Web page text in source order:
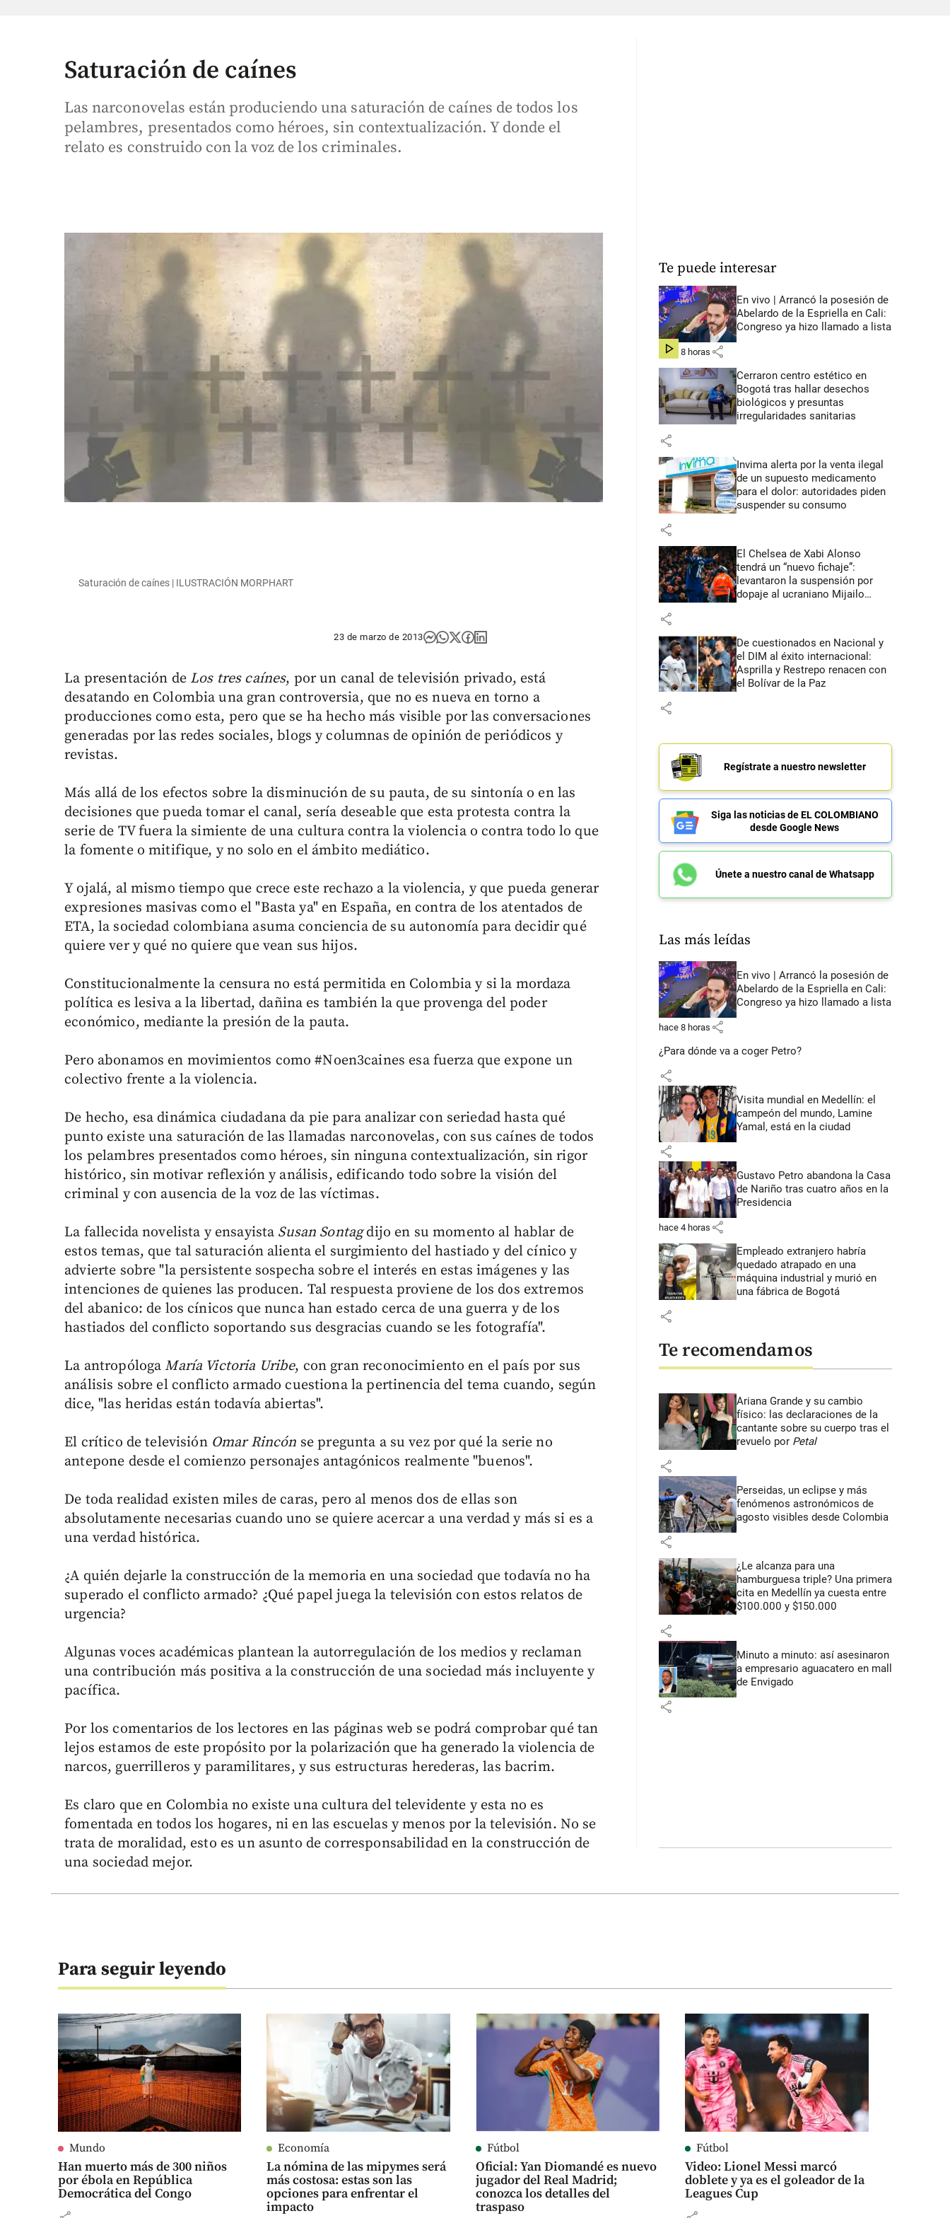
Saturación de caínes
Las narconovelas están produciendo una saturación de caínes de todos los
pelambres, presentados como héroes, sin contextualización. Y donde el
relato es construido con la voz de los criminales.
Saturación de caínes | ILUSTRACIÓN MORPHART
23 de marzo de 2013
La presentación de Los tres caínes, por un canal de televisión privado, está
desatando en Colombia una gran controversia, que no es nueva en torno a
producciones como esta, pero que se ha hecho más visible por las conversaciones
generadas por las redes sociales, blogs y columnas de opinión de periódicos y
revistas.
Más allá de los efectos sobre la disminución de su pauta, de su sintonía o en las
decisiones que pueda tomar el canal, sería deseable que esta protesta contra la
serie de TV fuera la simiente de una cultura contra la violencia o contra todo lo que
la fomente o mitifique, y no solo en el ámbito mediático.
Y ojalá, al mismo tiempo que crece este rechazo a la violencia, y que pueda generar
expresiones masivas como el "Basta ya" en España, en contra de los atentados de
ETA, la sociedad colombiana asuma conciencia de su autonomía para decidir qué
quiere ver y qué no quiere que vean sus hijos.
Constitucionalmente la censura no está permitida en Colombia y si la mordaza
política es lesiva a la libertad, dañina es también la que provenga del poder
económico, mediante la presión de la pauta.
Pero abonamos en movimientos como #Noen3caines esa fuerza que expone un
colectivo frente a la violencia.
De hecho, esa dinámica ciudadana da pie para analizar con seriedad hasta qué
punto existe una saturación de las llamadas narconovelas, con sus caínes de todos
los pelambres presentados como héroes, sin ninguna contextualización, sin rigor
histórico, sin motivar reflexión y análisis, edificando todo sobre la visión del
criminal y con ausencia de la voz de las víctimas.
La fallecida novelista y ensayista Susan Sontagdijo en su momento al hablar de
estos temas, que tal saturación alienta el surgimiento del hastiado y del cínico y
advierte sobre "la persistente sospecha sobre el interés en estas imágenes y las
intenciones de quienes las producen. Tal respuesta proviene de los dos extremos
del abanico: de los cínicos que nunca han estado cerca de una guerra y de los
hastiados del conflicto soportando sus desgracias cuando se les fotografía".
La antropóloga María Victoria Uribe, con gran reconocimiento en el país por sus
análisis sobre el conflicto armado cuestiona la pertinencia del tema cuando, según
dice, "las heridas están todavía abiertas".
El crítico de televisión Omar Rincón se pregunta a su vez por qué la serie no
antepone desde el comienzo personajes antagónicos realmente "buenos".
De toda realidad existen miles de caras, pero al menos dos de ellas son
absolutamente necesarias cuando uno se quiere acercar a una verdad y más si es a
una verdad histórica.
¿A quién dejarle la construcción de la memoria en una sociedad que todavía no ha
superado el conflicto armado? ¿Qué papel juega la televisión con estos relatos de
urgencia?
Algunas voces académicas plantean la autorregulación de los medios y reclaman
una contribución más positiva a la construcción de una sociedad más incluyente y
pacífica.
Por los comentarios de los lectores en las páginas web se podrá comprobar qué tan
lejos estamos de este propósito por la polarización que ha generado la violencia de
narcos, guerrilleros y paramilitares, y sus estructuras herederas, las bacrim.
Es claro que en Colombia no existe una cultura del televidente y esta no es
fomentada en todos los hogares, ni en las escuelas y menos por la televisión. No se
trata de moralidad, esto es un asunto de corresponsabilidad en la construcción de
una sociedad mejor.
Te puede interesar
En vivo | Arrancó la posesión de
Abelardo de la Espriella en Cali:
Congreso ya hizo llamado a lista
hace 8 horas share
Cerraron centro estético en
Bogotá tras hallar desechos
biológicos y presuntas
irregularidades sanitarias
share
Invima alerta por la venta ilegal
de un supuesto medicamento
para el dolor: autoridades piden
suspender su consumo
share
El Chelsea de Xabi Alonso
tendrá un “nuevo fichaje”:
levantaron la suspensión por
dopaje al ucraniano Mijailo
share
De cuestionados en Nacional y
el DIM al éxito internacional:
Asprilla y Restrepo renacen con
el Bolívar de la Paz
share
Regístrate a nuestro newsletter
Siga las noticias de EL COLOMBIANO
desde Google News
Únete a nuestro canal de Whatsapp
Las más leídas
En vivo | Arrancó la posesión de
Abelardo de la Espriella en Cali:
Congreso ya hizo llamado a lista
hace 8 horas share
¿Para dónde va a coger Petro?
share
Visita mundial en Medellín: el
campeón del mundo, Lamine
Yamal, está en la ciudad
share
Gustavo Petro abandona la Casa
de Nariño tras cuatro años en la
Presidencia
hace 4 horas share
Empleado extranjero habría
quedado atrapado en una
máquina industrial y murió en
una fábrica de Bogotá
share
Te recomendamos
Ariana Grande y su cambio
físico: las declaraciones de la
cantante sobre su cuerpo tras el
revuelo por Petal
share
Perseidas, un eclipse y más
fenómenos astronómicos de
agosto visibles desde Colombia
share
¿Le alcanza para una
hamburguesa triple? Una primera
cita en Medellín ya cuesta entre
$100.000 y $150.000
share
Minuto a minuto: así asesinaron
a empresario aguacatero en mall
de Envigado
share
Para seguir leyendo
Mundo
Han muerto más de 300 niños
por ébola en República
Democrática del Congo
Economía
La nómina de las mipymes será
más costosa: estas son las
opciones para enfrentar el
impacto
Fútbol
Oficial: Yan Diomandé es nuevo
jugador del Real Madrid;
conozca los detalles del
traspaso
Fútbol
Video: Lionel Messi marcó
doblete y ya es el goleador de la
Leagues Cup